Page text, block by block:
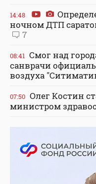
14:48
ночном ДТП
7
08:41 Смог над
санврачи
воздуха
07:50 Олег Костин
министром